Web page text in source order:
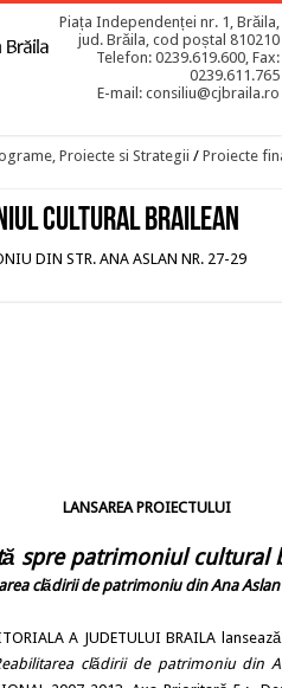
Piața Independenței nr. 1, Brăila,
jud. Brăila, cod poștal 810210
Telefon: 0239.619.600, Fax:
0239.611.765
E-mail: consiliu@cjbraila.ro
Proiecte si Strategii / Proiecte
CULTURAL BRAILEAN
DIN STR. ANA ASLAN NR. 27-29
LANSAREA PROIECTULUI
spre patrimoniul cultural
clădirii de patrimoniu din Ana Aslan
A JUDETULUI BRAILA
clădirii de patrimoniu din